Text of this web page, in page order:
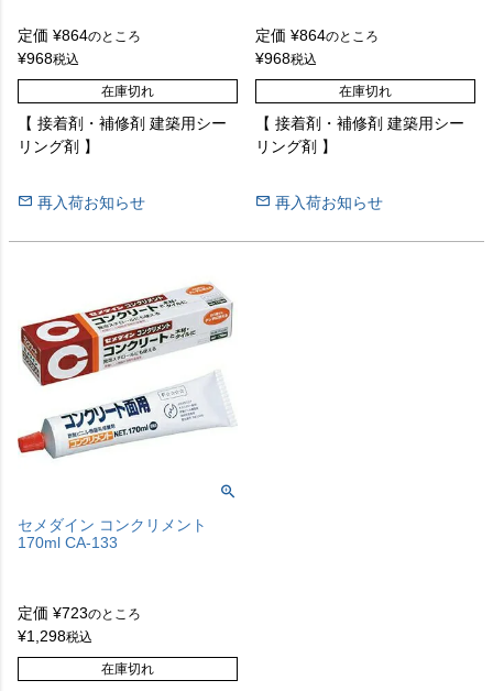
定価 ¥864のところ
¥968税込
在庫切れ
【 接着剤・補修剤 建築用シー
リング剤 】
再入荷お知らせ
定価 ¥864のところ
¥968税込
在庫切れ
【 接着剤・補修剤 建築用シー
リング剤 】
再入荷お知らせ
セメダイン コンクリメント
170ml CA-133
定価 ¥723のところ
¥1,298税込
在庫切れ